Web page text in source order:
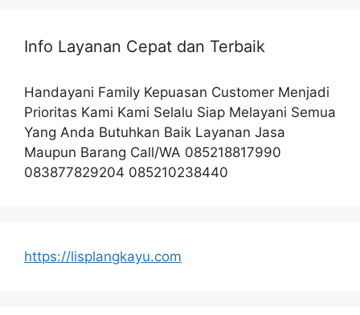
Info Layanan Cepat dan Terbaik
Handayani Family Kepuasan Customer Menjadi
Prioritas Kami Kami Selalu Siap Melayani Semua
Yang Anda Butuhkan Baik Layanan Jasa
Maupun Barang Call/WA 085218817990
083877829204 085210238440
https://lisplangkayu.com